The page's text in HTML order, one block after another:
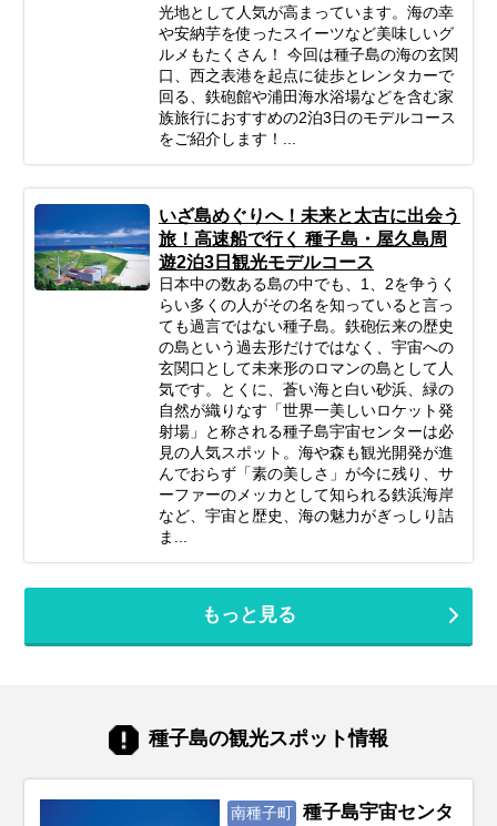
光地として人気が高まっています。海の幸
や安納芋を使ったスイーツなど美味しいグ
ルメもたくさん！ 今回は種子島の海の玄関
口、西之表港を起点に徒歩とレンタカーで
回る、鉄砲館や浦田海水浴場などを含む家
族旅行におすすめの2泊3日のモデルコース
をご紹介します！...
いざ島めぐりへ！未来と太古に出会う
旅！高速船で行く 種子島・屋久島周
遊2泊3日観光モデルコース
日本中の数ある島の中でも、1、2を争うく
らい多くの人がその名を知っていると言っ
ても過言ではない種子島。鉄砲伝来の歴史
の島という過去形だけではなく、宇宙への
玄関口として未来形のロマンの島として人
気です。とくに、蒼い海と白い砂浜、緑の
自然が織りなす「世界一美しいロケット発
射場」と称される種子島宇宙センターは必
見の人気スポット。海や森も観光開発が進
んでおらず「素の美しさ」が今に残り、サ
ーファーのメッカとして知られる鉄浜海岸
など、宇宙と歴史、海の魅力がぎっしり詰
ま...
もっと見る
種子島の観光スポット情報
南種子町 種子島宇宙センタ